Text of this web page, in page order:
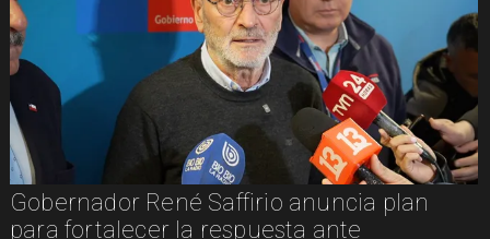
Gobernador René Saffirio anuncia plan
para fortalecer la respuesta ante